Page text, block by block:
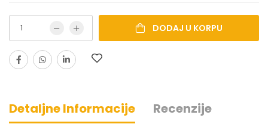
DODAJ U KORPU
Detaljne Informacije
Recenzije